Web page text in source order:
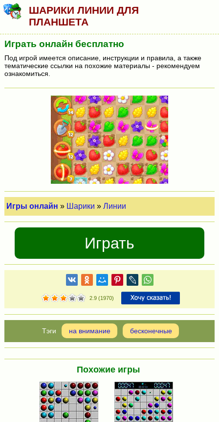
ШАРИКИ ЛИНИИ ДЛЯ
ПЛАНШЕТА
Играть онлайн бесплатно
Под игрой имеется описание, инструкции и правила, а также
тематические ссылки на похожие материалы - рекомендуем
ознакомиться.
Игры онлайн » Шарики »Линии
Играть
2.9(1970)
на внимание бесконечные
Похожие игры